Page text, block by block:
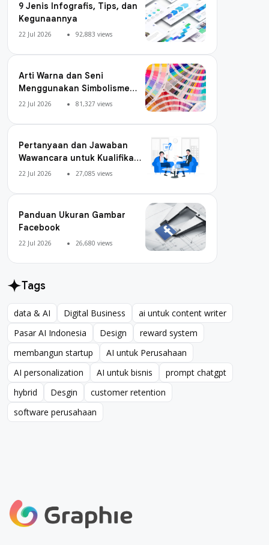
9 Jenis Infografis, Tips, dan
Kegunaannya
22 Jul 2026 92,883 views
Arti Warna dan Seni
Menggunakan Simbolisme
Warna
22 Jul 2026 81,327 views
Pertanyaan dan Jawaban
Wawancara untuk Kualifikasi
Digital Marketing
22 Jul 2026 27,085 views
Panduan Ukuran Gambar
Facebook
22 Jul 2026 26,680 views
Tags
data & AI
data & AI
Digital Business
Digital Business
ai untuk content writer
ai untuk content writer
Pasar AI Indonesia
Pasar AI Indonesia
Design
Design
reward system
reward system
membangun startup
membangun startup
AI untuk Perusahaan
AI untuk Perusahaan
AI personalization
AI personalization
AI untuk bisnis
AI untuk bisnis
prompt chatgpt
prompt chatgpt
hybrid
hybrid
Desgin
Desgin
customer retention
customer retention
software perusahaan
software perusahaan